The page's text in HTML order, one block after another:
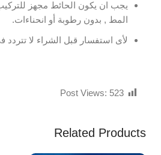
يجب ان يكون الحائط مجهز
المط , بدون رطوبة أو انحناءات.
لأى استفسار قبل الشراء لا تتردد
Post Views: 523
Related Products